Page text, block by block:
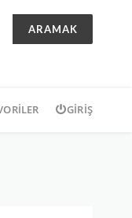
ARAMAK
GIRIŞ